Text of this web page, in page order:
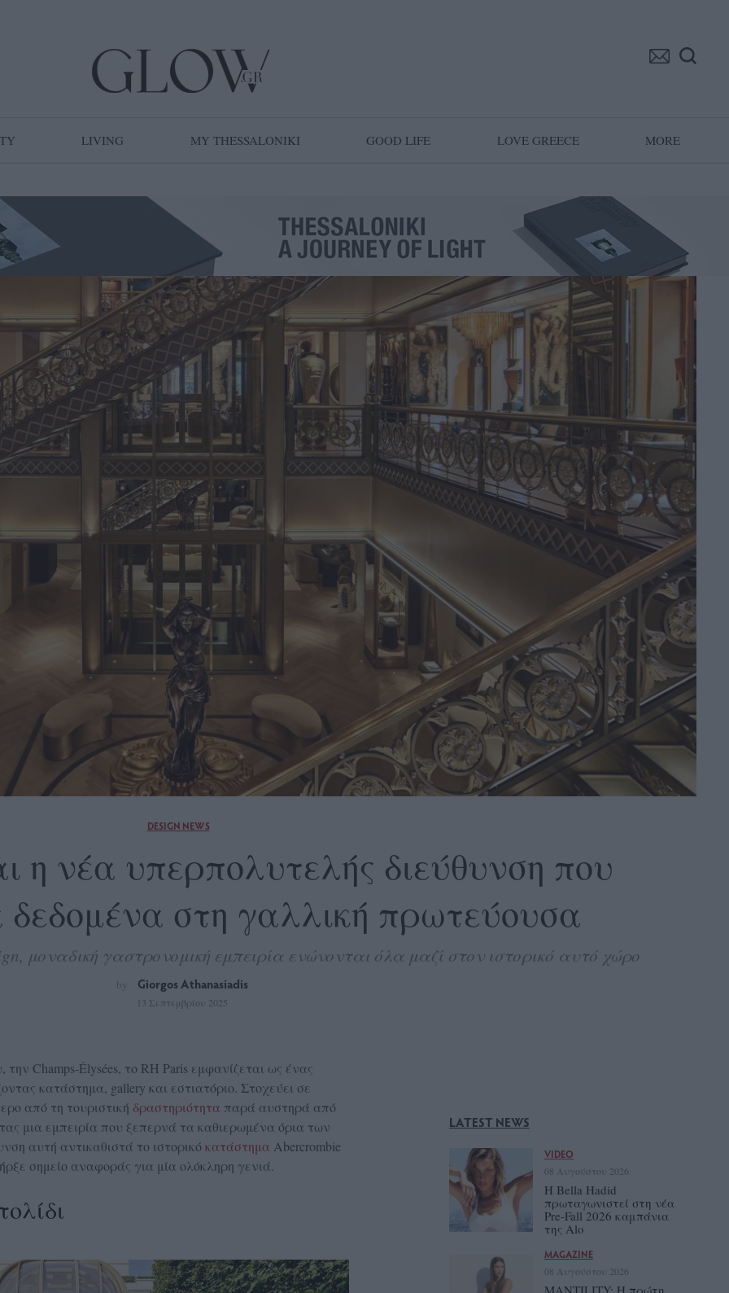
LIVING MY THESSALONIKI GOOD LIFE LOVE GREECE MORE
DESIGN NEWS
η νέα υπερπολυτελής διεύθυνση που
δεδομένα στη γαλλική πρωτεύουσα
μοναδική γαστρονομική εμπειρία ενώνονται όλα μαζί στον ιστορικό αυτό χώρο
by Giorgos Athanasiadis
13 Σεπτεμβρίου 2025
Champs-Élysées, το RH Paris εμφανίζεται ως ένας
κατάστημα, gallery και εστιατόριο. Στοχεύει σε
από τη τουριστική δραστηριότητα παρά αυστηρά από
μια εμπειρία που ξεπερνά τα καθιερωμένα όρια των
αυτή αντικαθιστά το ιστορικό κατάστημα Abercrombie
σημείο αναφοράς για μία ολόκληρη γενιά.
LATEST NEWS
VIDEO
08 Αυγούστου 2026
Η Bella Hadid
πρωταγωνιστεί στη νέα
Pre-Fall 2026 καμπάνια
της Alo
MAGAZINE
08 Αυγούστου 2026
MANTILITY: Η πρώτη